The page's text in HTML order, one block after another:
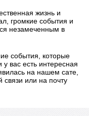
жизнь и
громкие события и
незамеченным в
события, которые
вас есть интересная
на нашем сате,
или на почту